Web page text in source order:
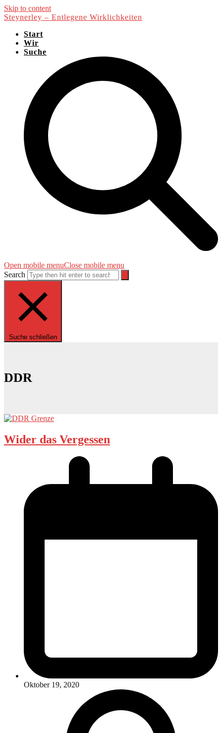
Skip to content
Steynerley – Entlegene Wirklichkeiten
Start
Wir
Suche
Open mobile menuClose mobile menu
Search
Suche schließen
DDR
Wider das Vergessen
Oktober 19, 2020